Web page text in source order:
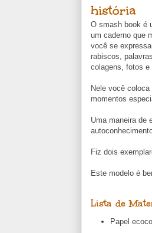
história
O smash book é
um caderno que
você se
rabiscos,
colagens, fotos e
Nele você
momentos
Uma maneira de
Fiz dois
Este modelo é
Lista de
Papel